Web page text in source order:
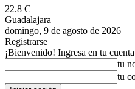
22.8 C
Guadalajara
domingo, 9 de agosto de 2026
Registrarse
¡Bienvenido! Ingresa en tu cuenta
tu
tu